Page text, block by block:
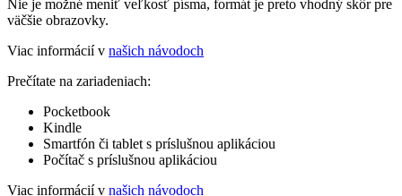
Nie je možné meniť veľkosť písma, formát je preto vhodný skôr pre
väčšie obrazovky.
Viac informácií v našich návodoch
Prečítate na zariadeniach:
Pocketbook
Kindle
Smartfón či tablet s príslušnou aplikáciou
Počítač s príslušnou aplikáciou
Viac informácií v našich návodoch